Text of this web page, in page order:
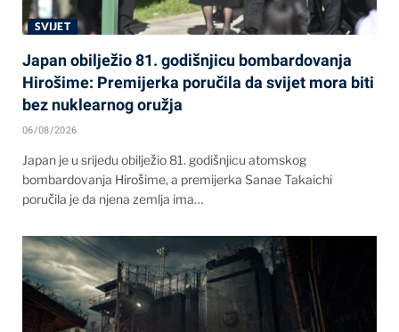
SVIJET
Japan obilježio 81. godišnjicu bombardovanja
Hirošime: Premijerka poručila da svijet mora biti
bez nuklearnog oružja
06/08/2026
Japan je u srijedu obilježio 81. godišnjicu atomskog
bombardovanja Hirošime, a premijerka Sanae Takaichi
poručila je da njena zemlja ima…